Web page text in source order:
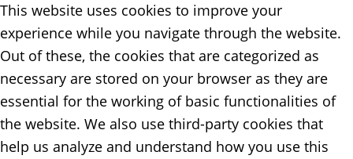
This website uses cookies to improve your
experience while you navigate through the website.
Out of these, the cookies that are categorized as
necessary are stored on your browser as they are
essential for the working of basic functionalities of
the website. We also use third-party cookies that
help us analyze and understand how you use this